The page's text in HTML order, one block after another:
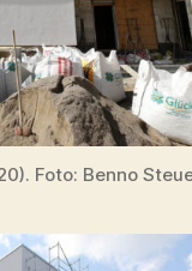
Foto: Benno